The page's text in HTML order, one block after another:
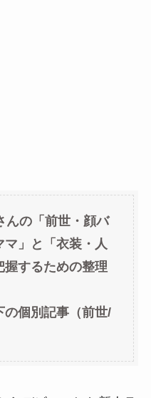
の「前世・顔バ
」と「衣装・人
するための整理
の個別記事（前世/